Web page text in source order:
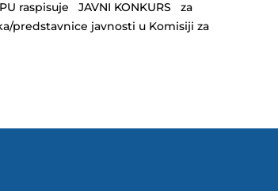
raspisuje JAVNI KONKURS za
predstavnice javnosti u Komisiji za